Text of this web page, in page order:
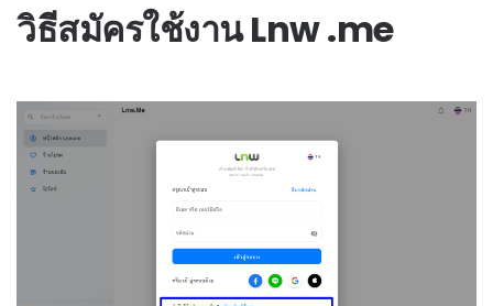
วิธีสมัครใช้งาน Lnw .me